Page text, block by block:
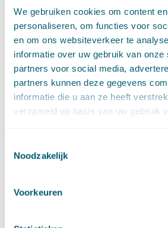
We gebruiken cookies om content
personaliseren, om functies voor
en om ons websiteverkeer te
informatie over uw gebruik van onze
partners voor social media,
partners kunnen deze gegevens
informatie die u aan ze heeft
verzameld op basis van uw gebruik
Noodzakelijk
Voorkeuren
van de desbetreffende vergunningen
toestemming als eigenaar zijn niet op
het vestigen van een opstalrecht, zo
Indien TenneT voorwaarden en
niet wenst af te wijken, betekent dat
TenneT op voorhand als onwerkelijk en
worden aangemerkt.
In de noot gaan Monique Rus-van der
onderhandelingsplicht en de bijzondere
De vindplaats van de noot is TBR 2017/